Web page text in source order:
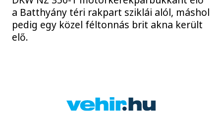
a Batthyány téri rakpart sziklái alól, máshol
pedig egy közel féltonnás brit akna került
elő.